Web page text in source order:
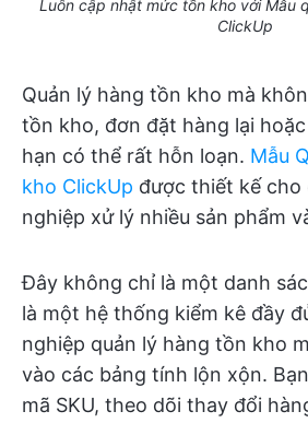
Luôn cập nhật mức tồn kho với Mẫu
ClickUp
Quản lý hàng tồn kho mà
tồn kho, đơn đặt hàng lại
hạn có thể rất hỗn loạn. Mẫu
kho ClickUp được thiết kế cho
nghiệp xử lý nhiều sản phẩm
Đây không chỉ là một danh
là một hệ thống kiểm kê đầy
nghiệp quản lý hàng tồn kho
vào các bảng tính lộn xộn.
mã SKU, theo dõi thay đổi